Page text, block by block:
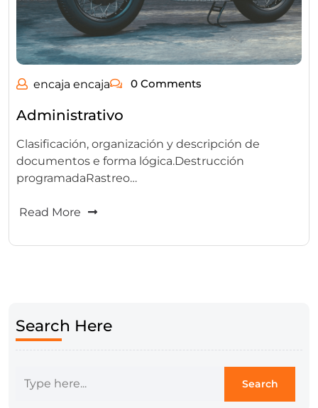
encaja encaja 0 Comments
Administrativo
Clasificación, organización y descripción de
documentos e forma lógica.Destrucción
programadaRastreo…
Read More
Search Here